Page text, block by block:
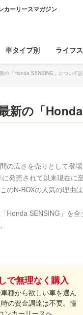
カーリースマガジン
車タイプ別 ライフ
の「Honda SENSING」について
新の「
の広さを売りとして登
発売されて以来現在に
のN-BOXの人気の理由
Honda SENSING」を
で無理なく購入
種から欲しい車を選ん
の資金調達は不要。憧
カーリースへ。